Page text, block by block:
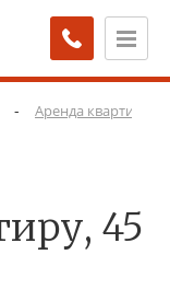
- Аренда квартир
45